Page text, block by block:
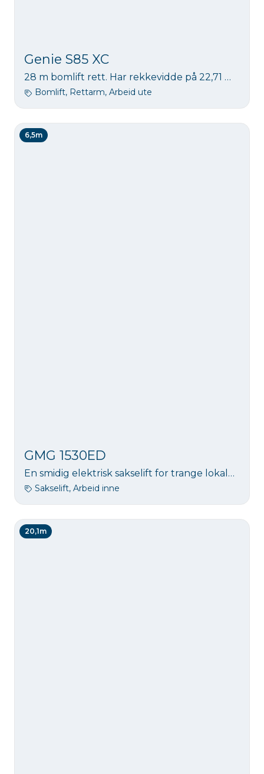
Genie S85 XC
28 m bomlift rett. Har rekkevidde på 22,71 m. Med robust kurv som klarer 454 kg. Maskinen klarer opp til 7 graders helling (begrenset arbeidsomr.).
Bomlift, Rettarm, Arbeid ute
6,5m
GMG 1530ED
En smidig elektrisk sakselift for trange lokaler m/utskyv. Veier kun 860 kg. Arbeidshøyde 6,5 meter.
Sakselift, Arbeid inne
20,1m